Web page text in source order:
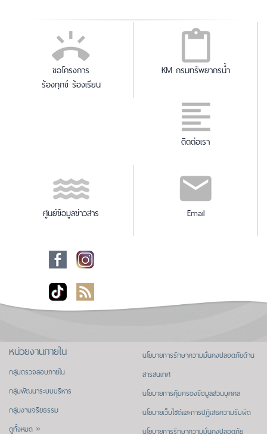
ขอโครงการ
ร้องทุกข์ ร้องเรียน
KM กรมทรัพยากรน้ำ
ติดต่อเรา
ศูนย์ข้อมูลข่าวสาร Email
หน่วยงานภายใน
กลุ่มตรวจสอบภายใน
กลุ่มพัฒนาระบบบริหาร
กลุ่มงานจริยธรรม
ดูทั้งหมด »
นโยบายการรักษาความมั่นคงปลอดภัยด้าน
สารสนเทศ
นโยบายการคุ้มครองข้อมูลส่วนบุคคล
นโยบายเว็บไซต์และการปฏิเสธความรับผิด
นโยบายการรักษาความมั่นคงปลอดภัย